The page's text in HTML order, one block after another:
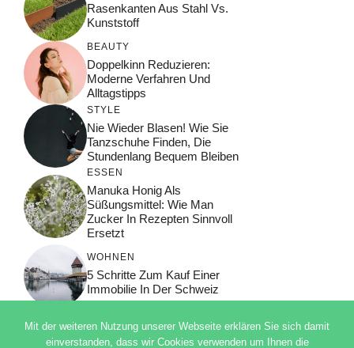
Rasenkanten Aus Stahl Vs.
Kunststoff
BEAUTY
Doppelkinn Reduzieren:
Moderne Verfahren Und
Alltagstipps
STYLE
Nie Wieder Blasen! Wie Sie
Tanzschuhe Finden, Die
Stundenlang Bequem Bleiben
ESSEN
Manuka Honig Als
Süßungsmittel: Wie Man
Zucker In Rezepten Sinnvoll
Ersetzt
WOHNEN
5 Schritte Zum Kauf Einer
Immobilie In Der Schweiz
Mit der weiteren Nutzung unserer Webseite erklären Sie sich damit
einverstanden, dass wir Cookies verwenden um Ihnen die